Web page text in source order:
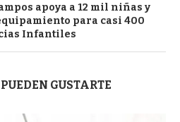
apoya a 12 mil niñas y
para casi 400
Infantiles
GUSTARTE